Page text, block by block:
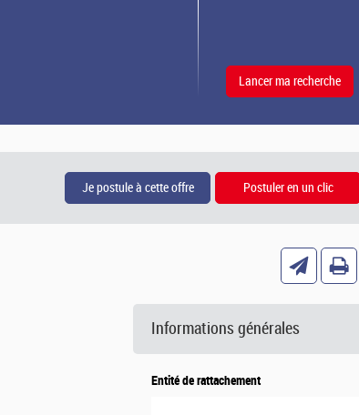
Informations générales
Entité de rattachement